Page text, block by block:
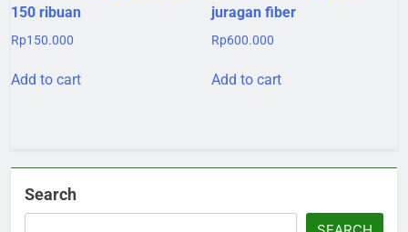
150 ribuan
Rp150.000
Add to cart
juragan fiber
Rp600.000
Add to cart
Search